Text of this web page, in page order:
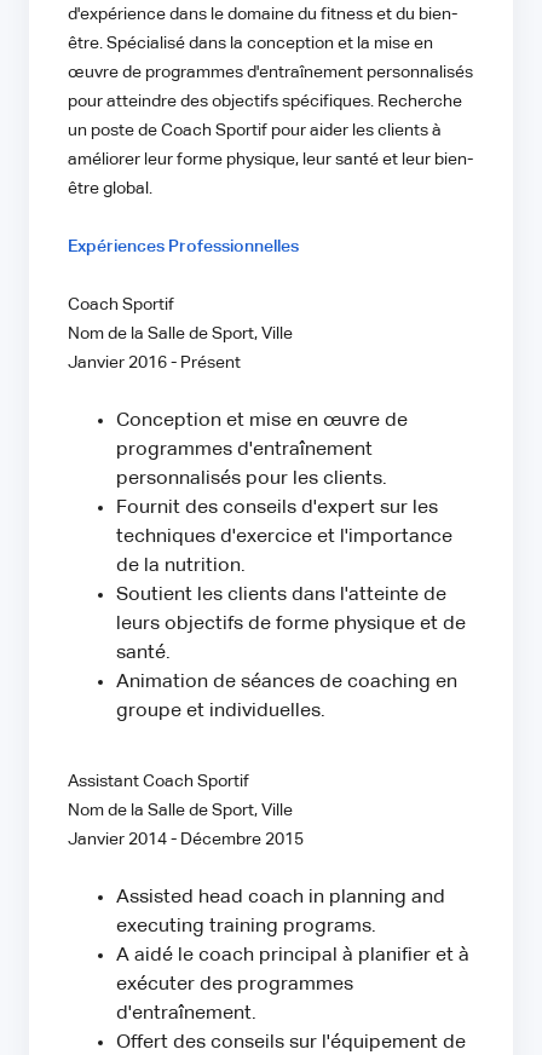
d'expérience dans le domaine du fitness et du bien-
être. Spécialisé dans la conception et la mise en
œuvre de programmes d'entraînement personnalisés
pour atteindre des objectifs spécifiques. Recherche
un poste de Coach Sportif pour aider les clients à
améliorer leur forme physique, leur santé et leur bien-
être global.
Expériences Professionnelles
Coach Sportif
Nom de la Salle de Sport, Ville
Janvier 2016 - Présent
Conception et mise en œuvre de
programmes d'entraînement
personnalisés pour les clients.
Fournit des conseils d'expert sur les
techniques d'exercice et l'importance
de la nutrition.
Soutient les clients dans l'atteinte de
leurs objectifs de forme physique et de
santé.
Animation de séances de coaching en
groupe et individuelles.
Assistant Coach Sportif
Nom de la Salle de Sport, Ville
Janvier 2014 - Décembre 2015
Assisted head coach in planning and
executing training programs.
A aidé le coach principal à planifier et à
exécuter des programmes
d'entraînement.
Offert des conseils sur l'équipement de